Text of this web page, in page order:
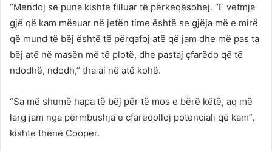
“Mendoj se puna kishte filluar të përkeqësohej. “E vetmja
gjë që kam mësuar në jetën time është se gjëja më e mirë
që mund të bëj është të përqafoj atë që jam dhe më pas ta
bëj atë në masën më të plotë, dhe pastaj çfarëdo që të
ndodhë, ndodh,” tha ai në atë kohë.
“Sa më shumë hapa të bëj për të mos e bërë këtë, aq më
larg jam nga përmbushja e çfarëdolloj potenciali që kam”,
kishte thënë Cooper.